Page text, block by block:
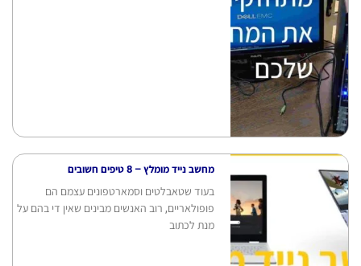
מחשב נייד מומלץ – 8 טיפים חשובים
בעוד שטאבלטים וסמארטפונים עצמם הם
פופולאריים, רוב האנשים מבינים שאין די בהם על
מנת לכתוב